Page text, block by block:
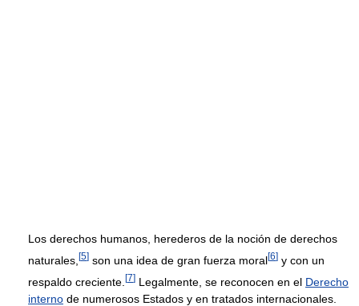
Los derechos humanos, herederos de la noción de derechos
naturales, [5] son una idea de gran fuerza moral[6] y con un
respaldo creciente. [7] Legalmente, se reconocen en el Derecho
interno de numerosos Estados y en tratados internacionales.